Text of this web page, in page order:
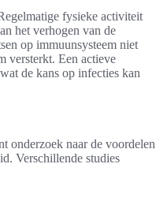
fysieke activiteit
het verhogen van de
op immuunsysteem niet
versterkt. Een actieve
de kans op infecties kan
onderzoek naar de voordelen
Verschillende studies